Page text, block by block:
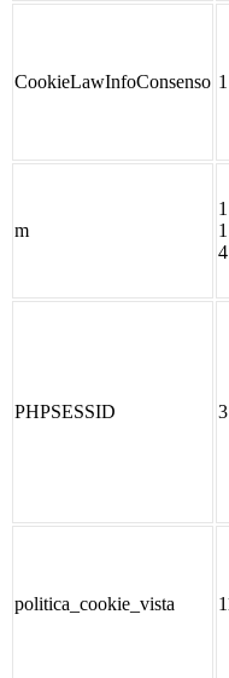
CookieLawInfoConsenso
m
PHPSESSID
politica_cookie_vista